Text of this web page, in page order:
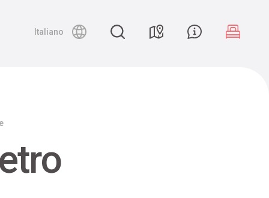
Italiano